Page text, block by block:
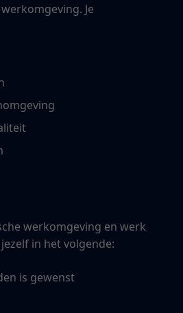
Je
werkomgeving en werk
in het volgende:
is gewenst